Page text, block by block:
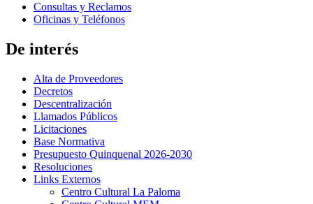
Consultas y Reclamos
Oficinas y Teléfonos
De interés
Alta de Proveedores
Decretos
Descentralización
Llamados Públicos
Licitaciones
Base Normativa
Presupuesto Quinquenal 2026-2030
Resoluciones
Links Externos
Centro Cultural La Paloma